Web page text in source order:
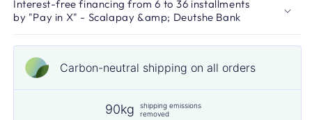
Interest-free financing from 6 to 36 installments
by "Pay in X" - Scalapay &amp; Deutshe Bank
Carbon-neutral shipping on all orders
90kg
shipping emissions
removed